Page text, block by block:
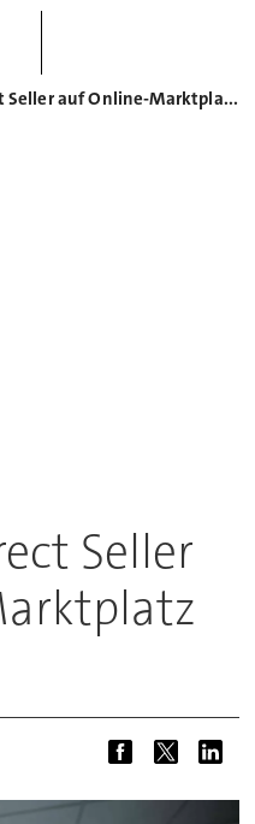
Würth als Direct Seller auf Online-Marktplatz
Seller